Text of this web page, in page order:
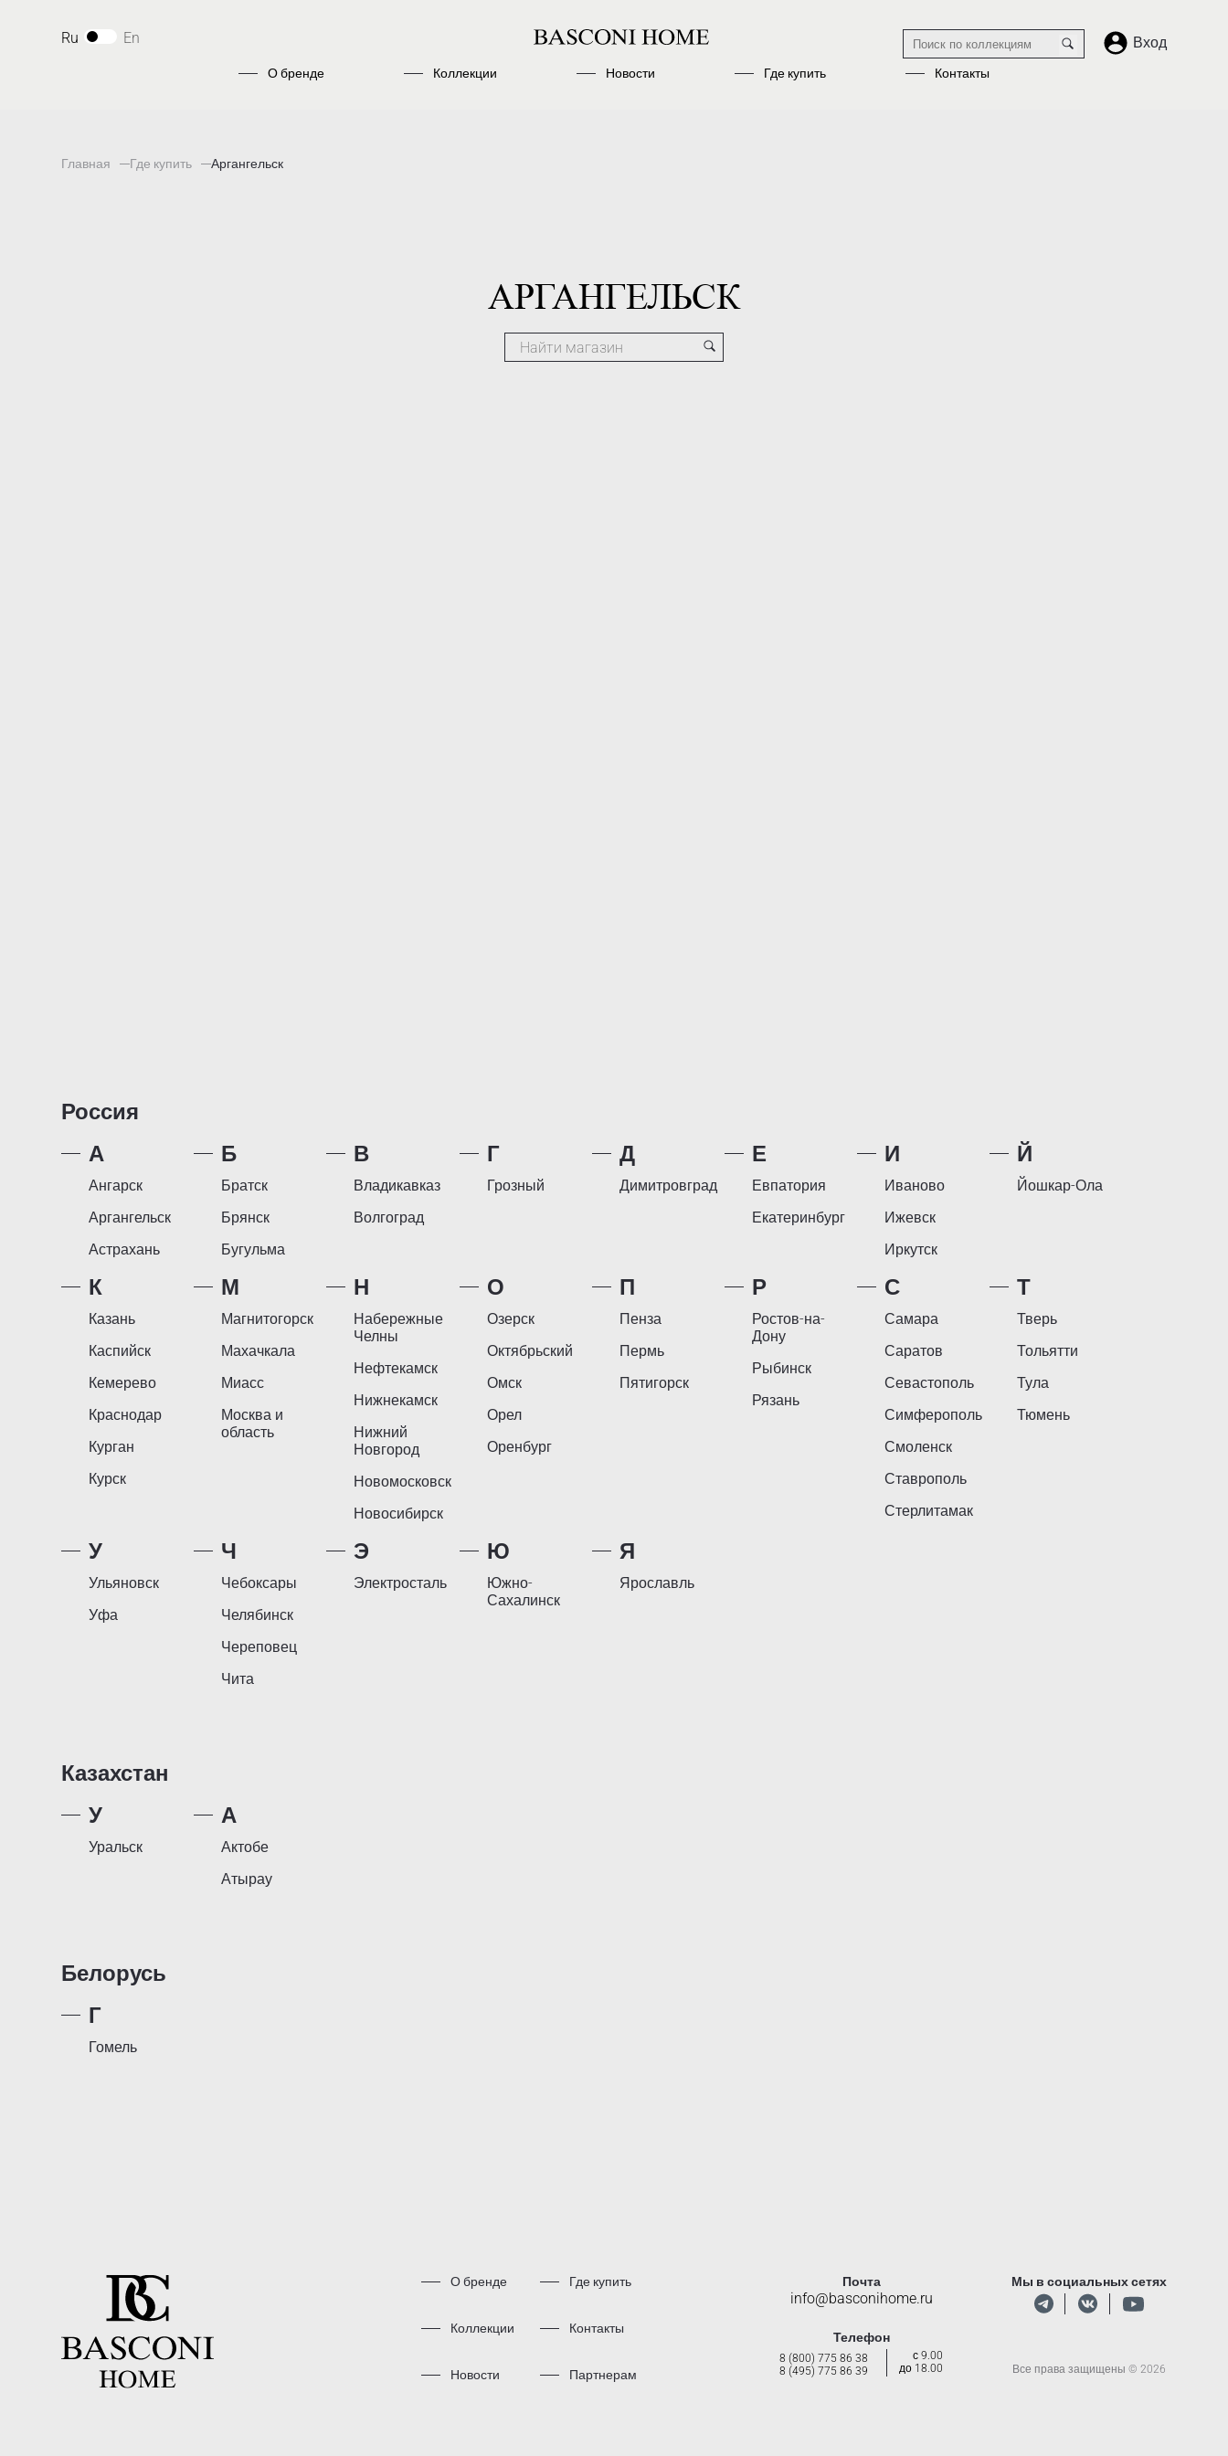
Ru En Вход
О бренде Коллекции Новости Где купить Контакты
Главная Где купить Аргангельск
АРГАНГЕЛЬСК
Россия
А
Ангарск
Аргангельск
Астрахань
Б
Братск
Брянск
Бугульма
В
Владикавказ
Волгоград
Г
Грозный
Д
Димитровград
Е
Евпатория
Екатеринбург
И
Иваново
Ижевск
Иркутск
Й
Йошкар-Ола
К
Казань
Каспийск
Кемерево
Краснодар
Курган
Курск
М
Магнитогорск
Махачкала
Миасс
Москва и
область
Н
Набережные
Челны
Нефтекамск
Нижнекамск
Нижний
Новгород
Новомосковск
Новосибирск
О
Озерск
Октябрьский
Омск
Орел
Оренбург
П
Пенза
Пермь
Пятигорск
Р
Ростов-на-
Дону
Рыбинск
Рязань
С
Самара
Саратов
Севастополь
Симферополь
Смоленск
Ставрополь
Стерлитамак
Т
Тверь
Тольятти
Тула
Тюмень
У
Ульяновск
Уфа
Ч
Чебоксары
Челябинск
Череповец
Чита
Э
Электросталь
Ю
Южно-
Сахалинск
Я
Ярославль
Казахстан
У
Уральск
А
Актобе
Атырау
Белорусь
Г
Гомель
О бренде Где купить
Коллекции Контакты
Новости Партнерам
Почта
info@basconihome.ru
Телефон
8 (800) 775 86 38
8 (495) 775 86 39
с 9.00
до 18.00
Мы в социальных сетях
Все права защищены © 2026